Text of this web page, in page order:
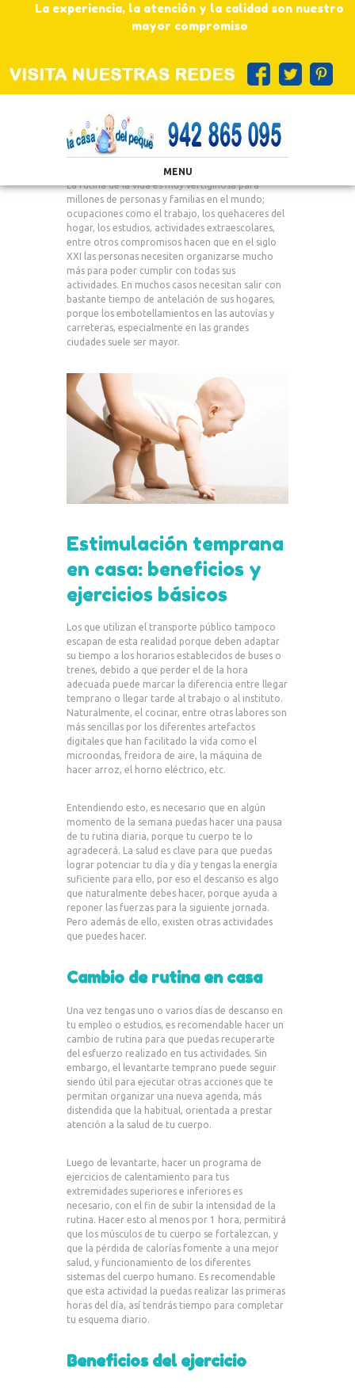
La experiencia, la atención y la calidad son nuestro
mayor compromiso
MENU
La rutina de la vida es muy vertiginosa para
millones de personas y familias en el mundo;
ocupaciones como el trabajo, los quehaceres del
hogar, los estudios, actividades extraescolares,
entre otros compromisos hacen que en el siglo
XXI las personas necesiten organizarse mucho
más para poder cumplir con todas sus
actividades. En muchos casos necesitan salir con
bastante tiempo de antelación de sus hogares,
porque los embotellamientos en las autovías y
carreteras, especialmente en las grandes
ciudades suele ser mayor.
Estimulación temprana
en casa: beneficios y
ejercicios básicos
Los que utilizan el transporte público tampoco
escapan de esta realidad porque deben adaptar
su tiempo a los horarios establecidos de buses o
trenes, debido a que perder el de la hora
adecuada puede marcar la diferencia entre llegar
temprano o llegar tarde al trabajo o al instituto.
Naturalmente, el cocinar, entre otras labores son
más sencillas por los diferentes artefactos
digitales que han facilitado la vida como el
microondas, freidora de aire, la máquina de
hacer arroz, el horno eléctrico, etc.
Entendiendo esto, es necesario que en algún
momento de la semana puedas hacer una pausa
de tu rutina diaria, porque tu cuerpo te lo
agradecerá. La salud es clave para que puedas
lograr potenciar tu día y día y tengas la energía
suficiente para ello, por eso el descanso es algo
que naturalmente debes hacer, porque ayuda a
reponer las fuerzas para la siguiente jornada.
Pero además de ello, existen otras actividades
que puedes hacer.
Cambio de rutina en casa
Una vez tengas uno o varios días de descanso en
tu empleo o estudios, es recomendable hacer un
cambio de rutina para que puedas recuperarte
del esfuerzo realizado en tus actividades. Sin
embargo, el levantarte temprano puede seguir
siendo útil para ejecutar otras acciones que te
permitan organizar una nueva agenda, más
distendida que la habitual, orientada a prestar
atención a la salud de tu cuerpo.
Luego de levantarte, hacer un programa de
ejercicios de calentamiento para tus
extremidades superiores e inferiores es
necesario, con el fin de subir la intensidad de la
rutina. Hacer esto al menos por 1 hora, permitirá
que los músculos de tu cuerpo se fortalezcan, y
que la pérdida de calorías fomente a una mejor
salud, y funcionamiento de los diferentes
sistemas del cuerpo humano. Es recomendable
que esta actividad la puedas realizar las primeras
horas del día, así tendrás tiempo para completar
tu esquema diario.
Beneficios del ejercicio